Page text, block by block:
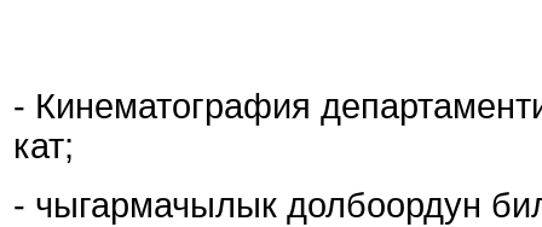
- Кинематография
кат;
- чыгармачылык долбоордун